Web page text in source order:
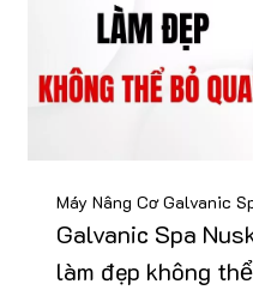
Máy Nâng Cơ Galvanic
Galvanic Spa
làm đẹp không